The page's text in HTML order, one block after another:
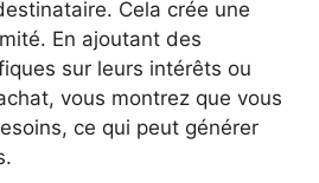
Cela crée une
En ajoutant des
sur leurs intérêts ou
vous montrez que vous
ce qui peut générer